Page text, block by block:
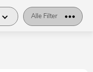
Alle Filter